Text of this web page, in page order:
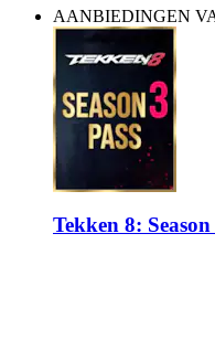
AANBIEDINGEN
Tekken 8: Season